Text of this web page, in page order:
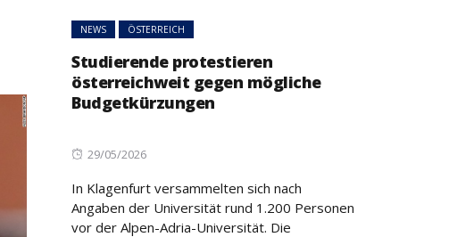
NEWS ÖSTERREICH
Studierende protestieren
österreichweit gegen mögliche
Budgetkürzungen
Posted
29/05/2026
In Klagenfurt versammelten sich nach
Angaben der Universität rund 1.200 Personen
vor der Alpen-Adria-Universität. Die